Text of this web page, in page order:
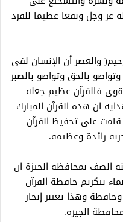
وجل ونفعا عظيما للفرد
والعصر أن الإنسان لفى
بالحق وتواصو بالصبر
فالقرآن عظيم جعله
ان هذه القرآن المبارك
علي تحفيظ القرآن
الصف بمحافظة الجيزة ان
بتكريم حافظة القرآن
الصف لعدد 669 حافظ وحافظة وهذا يعتبر إنجاز
الجيزة.